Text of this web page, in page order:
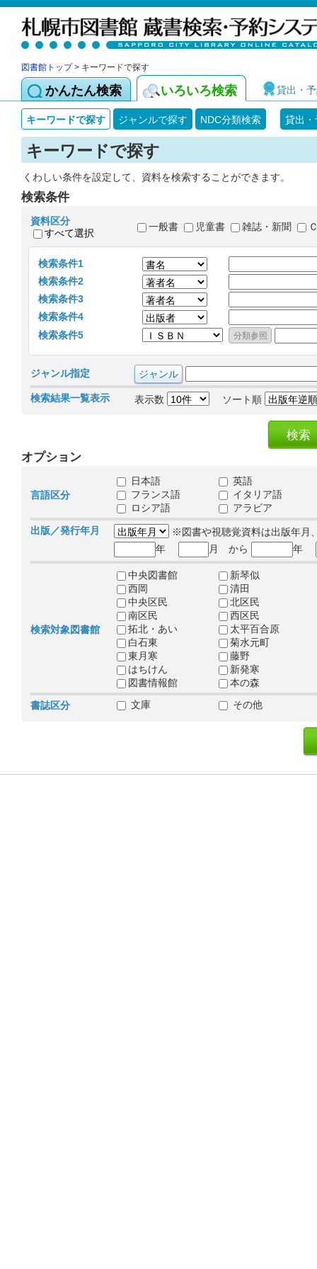
図書館トップ> キーワードで探す
かんたん検索 いろいろ検索 貸出・
キーワードで探す ジャンルで探す NDC分類検索 貸出
キーワードで探す
くわしい条件を設定して、資料を検索することができます。
検索条件
資料区分
すべて選択
一般書 児童書 雑誌・新聞
検索条件1
検索条件2
検索条件3
検索条件4
検索条件5
ジャンル指定
検索結果一覧表示 表示数 ソート順
オプション
言語区分
日本語
英語
フランス語
イタリア語
ロシア語
アラビア
出版／発行年月
※図書や視聴覚資料は出版年月
年
月 から 年
検索対象図書館
中央図書館
新琴似
西岡
清田
中央区民
北区民
南区民
西区民
拓北・あい
太平百合原
白石東
菊水元町
東月寒
藤野
はちけん
新発寒
図書情報館
本の森
書誌区分
文庫 その他